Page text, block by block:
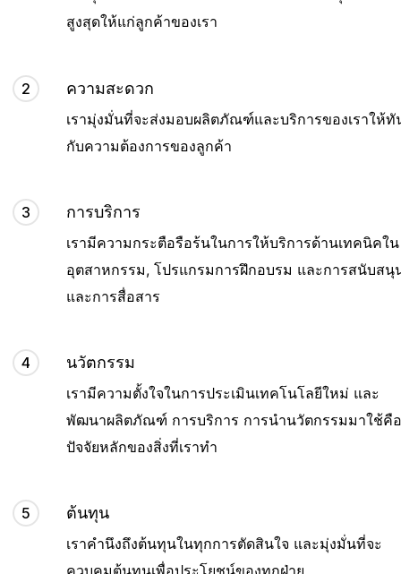
สูงสุดให้แก่ลูกค้าของเรา
2 ความสะดวก
เรามุ่งมั่นที่จะส่งมอบผลิตภัณฑ์และบริการของเราให้ทั
กับความต้องการของลูกค้า
3 การบริการ
เรามีความกระตือรือร้นในการให้บริการด้านเทคนิคใน
อุตสาหกรรม, โปรแกรมการฝึกอบรม และการสนับสนุ
และการสื่อสาร
4 นวัตกรรม
เรามีความตั้งใจในการประเมินเทคโนโลยีใหม่ และ
พัฒนาผลิตภัณฑ์ การบริการ การนำนวัตกรรมมาใช้คือ
ปัจจัยหลักของสิ่งที่เราทำ
5 ต้นทุน
เราคำนึงถึงต้นทุนในทุกการตัดสินใจ และมุ่งมั่นที่จะ